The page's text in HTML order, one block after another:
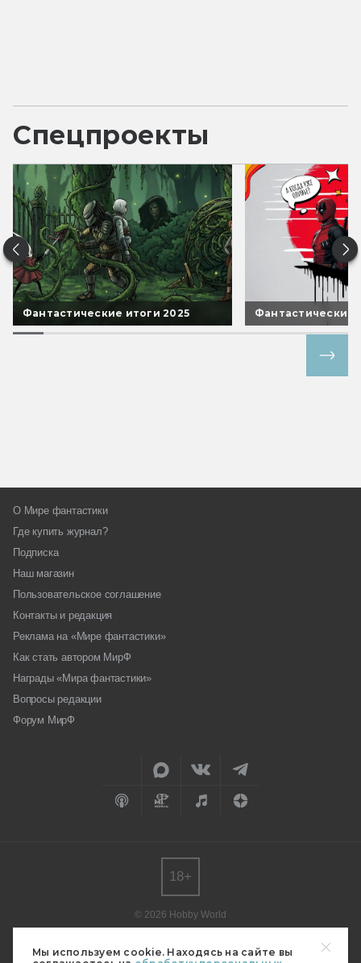
Мы используем cookie. Находясь на сайте вы
Спецпроекты
Фантастические итоги 2025 Фантастические
О Мире фантастики
Где купить журнал?
Подписка
Наш магазин
Пользовательское соглашение
Контакты и редакция
Реклама на «Мире фантастики»
Как стать автором МирФ
Награды «Мира фантастики»
Вопросы редакции
Форум МирФ
© 2026 Hobby World
редакции.
18+